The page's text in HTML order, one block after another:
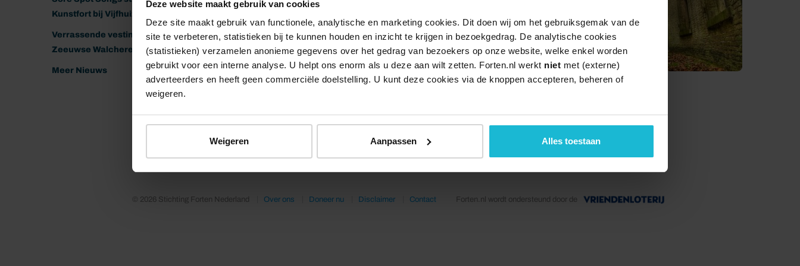
Deze website maakt gebruik van cookies
Deze site maakt gebruik van functionele, analytische en marketing cookies. Dit doen wij om het gebruiksgemak van de
site te verbeteren, statistieken bij te kunnen houden en inzicht te krijgen in bezoekgedrag. De analytische cookies
(statistieken) verzamelen anonieme gegevens over het gedrag van bezoekers op onze website, welke enkel worden
gebruikt voor een interne analyse. U helpt ons enorm als u deze aan wilt zetten. Forten.nl werkt niet met (externe)
adverteerders en heeft geen commerciële doelstelling. U kunt deze cookies via de knoppen accepteren, beheren of
weigeren.
Weigeren Aanpassen Alles toestaan
Kunstfort bij Vijfhuizen
Verrassende vestingen van het
Zeeuwse Walcheren
Meer Nieuws
producten en goederen?
Presentator Dirk Taat geeft elke week een rondleiding op een
herkenbare locatie en proeven we een beetje cultuur. Zondag
13 februari zal
Fort Honswijk
© 2026 Stichting Forten Nederland Over ons Doneer nu Disclaimer Contact Forten.nl wordt ondersteund door de